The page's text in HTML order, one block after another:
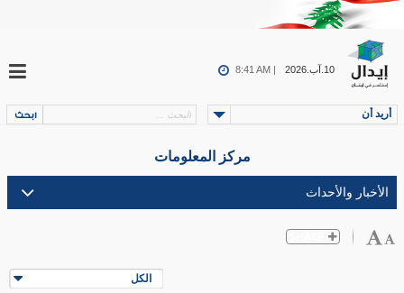
10.آب.2026 8:41 AM |
أريد أن
مركز المعلومات
الكل